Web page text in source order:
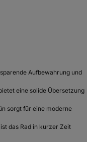
Aufbewahrung und
eine solide Übersetzung
sorgt für eine moderne
das Rad in kurzer Zeit